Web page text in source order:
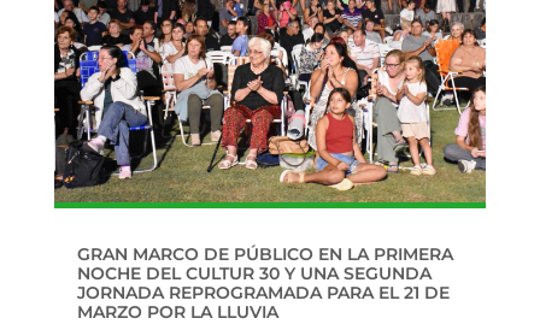
GRAN MARCO DE PÚBLICO EN LA PRIMERA
NOCHE DEL CULTUR 30 Y UNA SEGUNDA
JORNADA REPROGRAMADA PARA EL 21 DE
MARZO POR LA LLUVIA